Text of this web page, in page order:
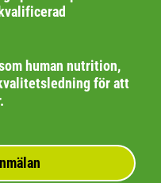
human nutrition,
för att